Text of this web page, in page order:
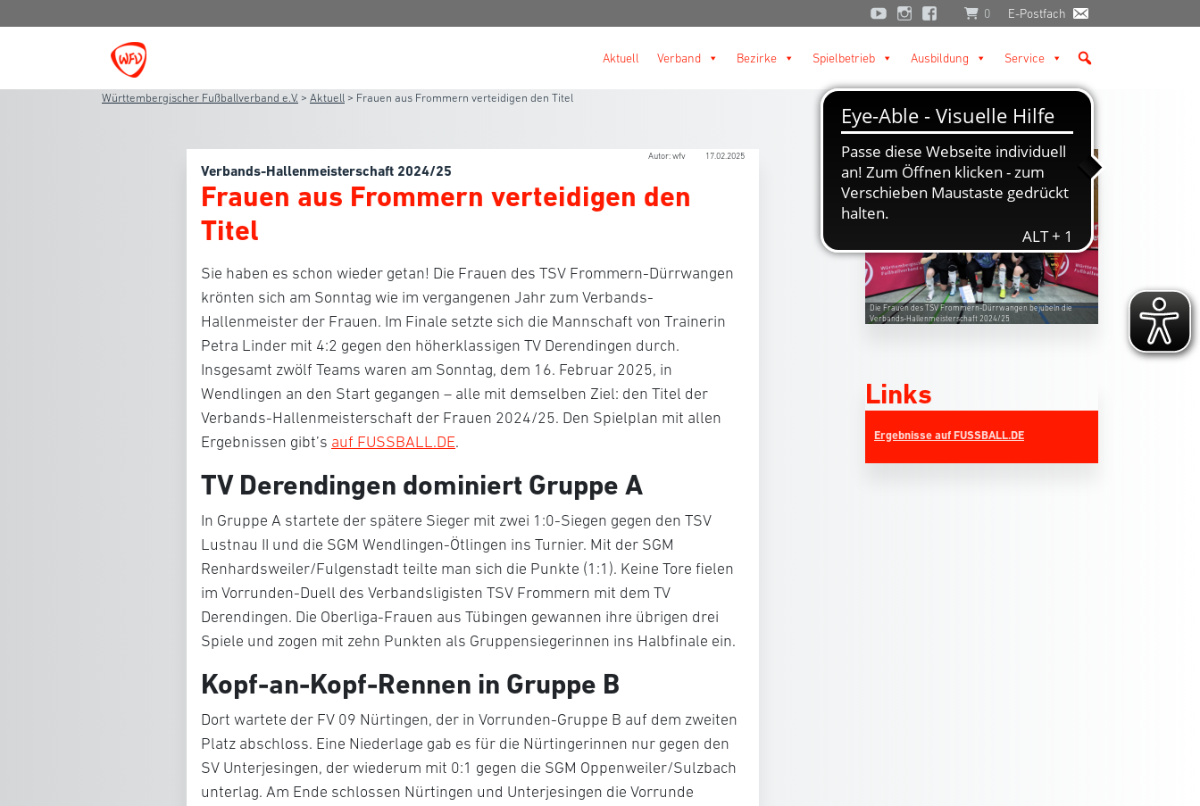
0 E-Postfach
Aktuell Verband Bezirke Spielbetrieb Ausbildung Service
Württembergischer Fußballverband e.V. > Aktuell > Frauen aus Frommern verteidigen den Titel
Autor: wfv 17.02.2025
Verbands-Hallenmeisterschaft 2024/25
Frauen aus Frommern verteidigen den
Titel
Sie haben es schon wieder getan! Die Frauen des TSV Frommern-Dürrwangen
krönten sich am Sonntag wie im vergangenen Jahr zum Verbands-
Hallenmeister der Frauen. Im Finale setzte sich die Mannschaft von Trainerin
Petra Linder mit 4:2 gegen den höherklassigen TV Derendingen durch.
Insgesamt zwölf Teams waren am Sonntag, dem 16. Februar 2025, in
Wendlingen an den Start gegangen – alle mit demselben Ziel: den Titel der
Verbands-Hallenmeisterschaft der Frauen 2024/25. Den Spielplan mit allen
Ergebnissen gibt’s auf FUSSBALL.DE.
TV Derendingen dominiert Gruppe A
In Gruppe A startete der spätere Sieger mit zwei 1:0-Siegen gegen den TSV
Lustnau II und die SGM Wendlingen-Ötlingen ins Turnier. Mit der SGM
Renhardsweiler/Fulgenstadt teilte man sich die Punkte (1:1). Keine Tore fielen
im Vorrunden-Duell des Verbandsligisten TSV Frommern mit dem TV
Derendingen. Die Oberliga-Frauen aus Tübingen gewannen ihre übrigen drei
Spiele und zogen mit zehn Punkten als Gruppensiegerinnen ins Halbfinale ein.
Kopf-an-Kopf-Rennen in Gruppe B
Dort wartete der FV 09 Nürtingen, der in Vorrunden-Gruppe B auf dem zweiten
Platz abschloss. Eine Niederlage gab es für die Nürtingerinnen nur gegen den
SV Unterjesingen, der wiederum mit 0:1 gegen die SGM Oppenweiler/Sulzbach
unterlag. Am Ende schlossen Nürtingen und Unterjesingen die Vorrunde
Die Frauen des TSV Frommern-Dürrwangen bejubeln die
Verbands-Hallenmeisterschaft 2024/25
Links
Ergebnisse auf FUSSBALL.DE